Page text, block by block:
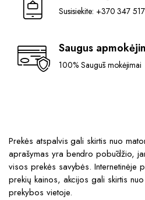
Susisiekite: +370 347
Saugus
100% Saugūs mokėjimai
Prekės atspalvis gali skirtis nuo
aprašymas yra bendro pobūdžio,
visos prekės savybės. Internetinėje
prekių kainos, akcijos gali skirtis
prekybos vietoje.